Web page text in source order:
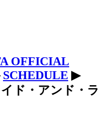
OFFICIAL
SCHEDULE ▶
ド・アンド・ラ